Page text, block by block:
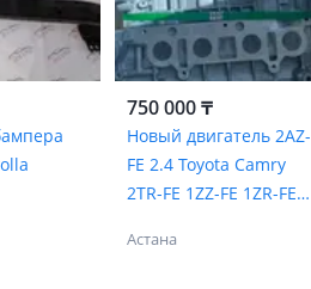
750 000 ₸
Новый двигатель 2AZ-
FE 2.4 Toyota Camry
2TR-FE 1ZZ-FE 1ZR-FE
Астана